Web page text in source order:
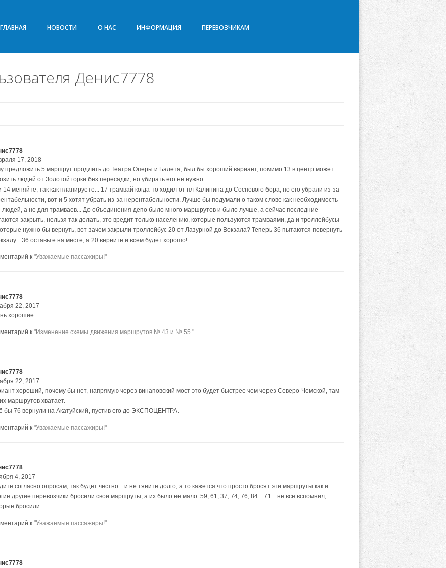
ГЛАВНАЯ НОВОСТИ О НАС ИНФОРМАЦИЯ ПЕРЕВОЗЧИКАМ
Денис7778
17, 2018
предложить 5 маршрут продлить до Театра Оперы и Балета, был бы хороший вариант, помимо 13 в центр может
людей от Золотой горки без пересадки, но убирать его не нужно.
14 меняйте, так как планируете... 17 трамвай когда-то ходил от пл Калинина до Соснового бора, но его убрали из-за
вот и 5 хотят убрать из-за нерентабельности. Лучше бы подумали о таком слове как необходимость
людей, а не для трамваев... До объединения депо было много маршрутов и было лучше, а сейчас последние
закрыть, нельзя так делать, это вредит только населению, которые пользуются трамваями, да и троллейбусы
нужно бы вернуть, вот зачем закрыли троллейбус 20 от Лазурной до Вокзала? Теперь 36 пытаются повернуть
36 оставьте на месте, а 20 верните и всем будет хорошо!
к "Уважаемые пассажиры!"
22, 2017
хорошие
к "Изменение схемы движения маршрутов № 43 и № 55 "
22, 2017
хороший, почему бы нет, напрямую через винаповский мост это будет быстрее чем через Северо-Чемской, там
маршрутов хватает.
бы 76 вернули на Акатуйский, пустив его до ЭКСПОЦЕНТРА.
к "Уважаемые пассажиры!"
4, 2017
согласно опросам, так будет честно... и не тяните долго, а то кажется что просто бросят эти маршруты как и
другие перевозчики бросили свои маршруты, а их было не мало: 59, 61, 37, 74, 76, 84... 71... не все вспомнил,
бросили...
к "Уважаемые пассажиры!"